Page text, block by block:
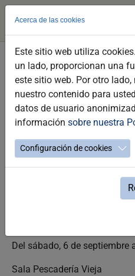
Skip
main
content
Exposición Antonio
Fiestas de la Vendimia
Saturday 06 de September a
Del sábado, 6 de septiembre
Sala Pescadería Vieja
Acerca de las cookies
Este sitio web utiliza
un lado, proporcionan una
este sitio web. Por otro
nuestro contenido para
datos de usuario
información sobre nuestra
Configuración de cookies